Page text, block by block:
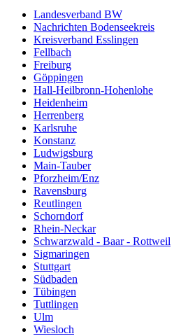
Landesverband BW
Nachrichten Bodenseekreis
Kreisverband Esslingen
Fellbach
Freiburg
Göppingen
Hall-Heilbronn-Hohenlohe
Heidenheim
Herrenberg
Karlsruhe
Konstanz
Ludwigsburg
Main-Tauber
Pforzheim/Enz
Ravensburg
Reutlingen
Schorndorf
Rhein-Neckar
Schwarzwald - Baar - Rottweil
Sigmaringen
Stuttgart
Südbaden
Tübingen
Tuttlingen
Ulm
Wiesloch